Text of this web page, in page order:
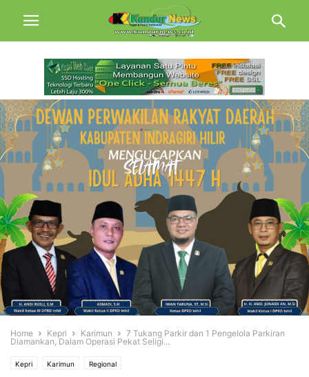
Home Kepri Karimun
7 Tukang Parkir dan 1 Pengelola Parkiran
Diamankan, Dalam Operasi Pekat Seligi...
Kepri Karimun Regional